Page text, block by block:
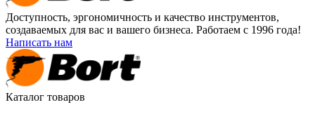
Доступность, эргономичность и качество инструментов,
создаваемых для вас и вашего бизнеса. Работаем с 1996 года!
Написать нам
Каталог товаров